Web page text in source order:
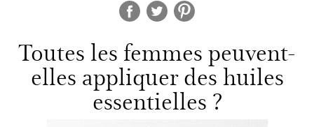
Toutes les femmes peuvent-
elles appliquer des huiles
essentielles ?